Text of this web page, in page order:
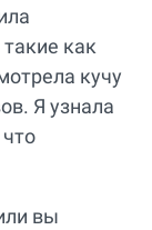
как
кучу
Я узнала
вы